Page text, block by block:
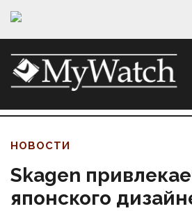
НОВОСТИ
Skagen
японского